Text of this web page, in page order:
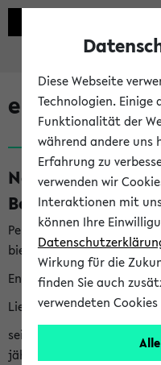
eKVV News
Per E-Mail eingestellt von
bielefeld.de an den
English version below
Liebe Studierende,
seit 2023 verleiht das
jährlich den
Diese Webseite
Technologien. Einige
Funktionalität der
während andere uns
Erfahrung zu
verwenden wir
Interaktionen mit
können Ihre
Wirkung für die
finden Sie auch
verwendeten